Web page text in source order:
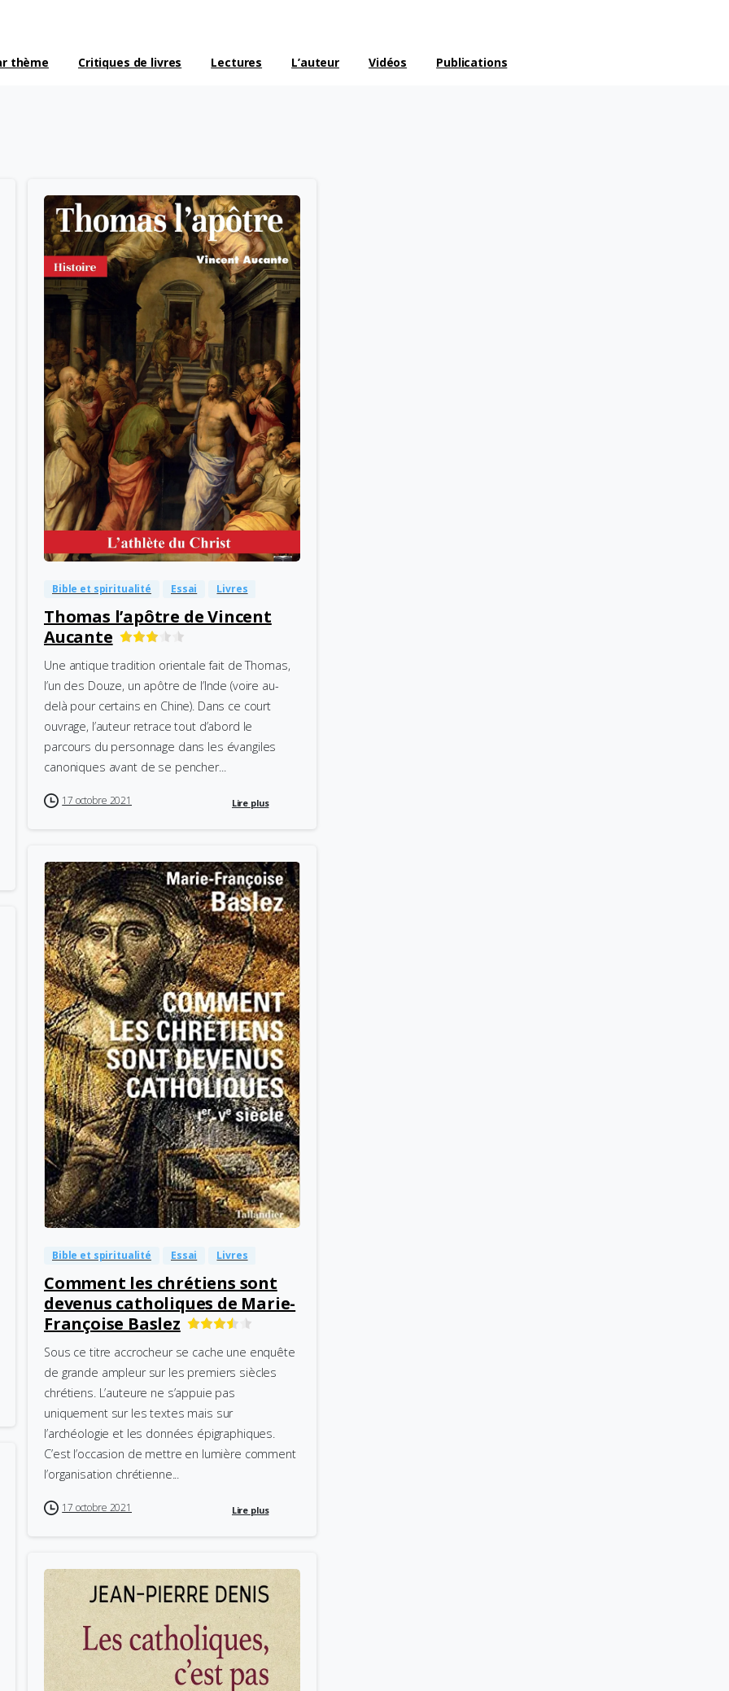
thème Critiques de livres Lectures L’auteur Vidéos Publications
0 -
Bible et spiritualité Essai Livres
Thomas l’apôtre de Vincent
Aucante
Une antique tradition orientale fait de Thomas,
l’un des Douze, un apôtre de l’Inde (voire au-
delà pour certains en Chine). Dans ce court
ouvrage, l’auteur retrace tout d’abord le
parcours du personnage dans les évangiles
canoniques avant de se pencher...
17 octobre 2021 Lire plus
0 -
Bible et spiritualité Essai Livres
Comment les chrétiens sont
devenus catholiques de Marie-
Françoise Baslez
Sous ce titre accrocheur se cache une enquête
de grande ampleur sur les premiers siècles
chrétiens. L’auteure ne s’appuie pas
uniquement sur les textes mais sur
l’archéologie et les données épigraphiques.
C’est l’occasion de mettre en lumière comment
l’organisation chrétienne...
17 octobre 2021 Lire plus